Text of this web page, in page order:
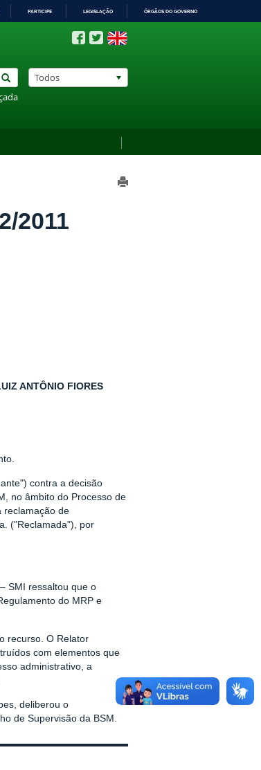
PARTICIPE LEGISLAÇÃO ÓRGÃOS DO GOVERNO
Todos
2011
ANTÔNIO FIORES
contra a decisão
no âmbito do Processo de
reclamação de
("Reclamada"), por
SMI ressaltou que o
do MRP e
recurso. O Relator
com elementos que
administrativo, a
deliberou o
de Supervisão da BSM.